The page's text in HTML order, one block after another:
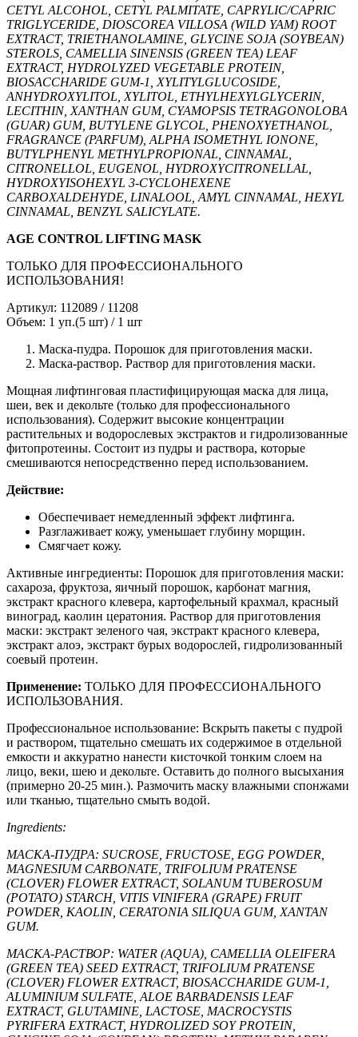
CETYL ALCOHOL, CETYL PALMITATE, CAPRYLIC/CAPRIC
TRIGLYCERIDE, DIOSCOREA VILLOSA (WILD YAM) ROOT
EXTRACT, TRIETHANOLAMINE, GLYCINE SOJA (SOYBEAN)
STEROLS, CAMELLIA SINENSIS (GREEN TEA) LEAF
EXTRACT, HYDROLYZED VEGETABLE PROTEIN,
BIOSACCHARIDE GUM-1, XYLITYLGLUCOSIDE,
ANHYDROXYLITOL, XYLITOL, ETHYLHEXYLGLYCERIN,
LECITHIN, XANTHAN GUM, CYAMOPSIS TETRAGONOLOBA
(GUAR) GUM, BUTYLENE GLYCOL, PHENOXYETHANOL,
FRAGRANCE (PARFUM), ALPHA ISOMETHYL IONONE,
BUTYLPHENYL METHYLPROPIONAL, CINNAMAL,
CITRONELLOL, EUGENOL, HYDROXYCITRONELLAL,
HYDROXYISOHEXYL 3-CYCLOHEXENE
CARBOXALDEHYDE, LINALOOL, AMYL CINNAMAL, HEXYL
CINNAMAL, BENZYL SALICYLATE.
AGE CONTROL LIFTING MASK
ТОЛЬКО ДЛЯ ПРОФЕССИОНАЛЬНОГО
ИСПОЛЬЗОВАНИЯ!
Артикул: 112089 / 11208
Объем: 1 уп.(5 шт) / 1 шт
Маска-пудра. Порошок для приготовления маски.
Маска-раствор. Раствор для приготовления маски.
Мощная лифтинговая пластифицирующая маска для лица,
шеи, век и декольте (только для профессионального
использования). Содержит высокие концентрации
растительных и водорослевых экстрактов и гидролизованные
фитопротеины. Состоит из пудры и раствора, которые
смешиваются непосредственно перед использованием.
Действие:
Обеспечивает немедленный эффект лифтинга.
Разглаживает кожу, уменьшает глубину морщин.
Смягчает кожу.
Активные ингредиенты: Порошок для приготовления маски:
сахароза, фруктоза, яичный порошок, карбонат магния,
экстракт красного клевера, картофельный крахмал, красный
виноград, каолин цератония. Раствор для приготовления
маски: экстракт зеленого чая, экстракт красного клевера,
экстракт алоэ, экстракт бурых водорослей, гидролизованный
соевый протеин.
Применение: ТОЛЬКО ДЛЯ ПРОФЕССИОНАЛЬНОГО
ИСПОЛЬЗОВАНИЯ.
Профессиональное использование: Вскрыть пакеты с пудрой
и раствором, тщательно смешать их содержимое в отдельной
емкости и аккуратно нанести кисточкой тонким слоем на
лицо, веки, шею и декольте. Оставить до полного высыхания
(примерно 20-25 мин.). Размочить маску влажными спонжами
или тканью, тщательно смыть водой.
Ingredients:
МАСКА-ПУДРА: SUCROSE, FRUCTOSE, EGG POWDER,
MAGNESIUM CARBONATE, TRIFOLIUM PRATENSE
(CLOVER) FLOWER EXTRACT, SOLANUM TUBEROSUM
(POTATO) STARCH, VITIS VINIFERA (GRAPE) FRUIT
POWDER, KAOLIN, CERATONIA SILIQUA GUM, XANTAN
GUM.
МАСКА-РАСТВОР: WATER (AQUA), CAMELLIA OLEIFERA
(GREEN TEA) SEED EXTRACT, TRIFOLIUM PRATENSE
(CLOVER) FLOWER EXTRACT, BIOSACCHARIDE GUM-1,
ALUMINIUM SULFATE, ALOE BARBADENSIS LEAF
EXTRACT, GLUTAMINE, LACTOSE, MACROCYSTIS
PYRIFERA EXTRACT, HYDROLIZED SOY PROTEIN,